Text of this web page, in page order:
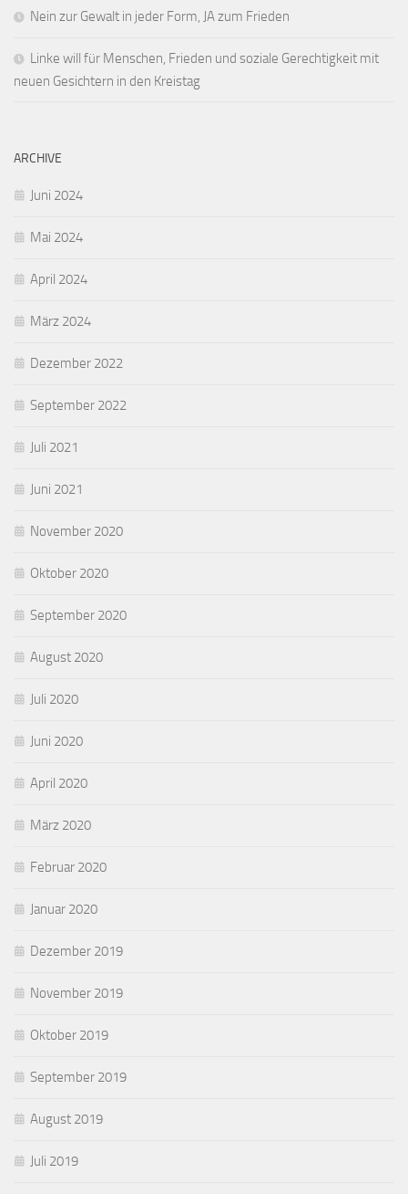
Nein zur Gewalt in jeder Form, JA zum Frieden
Linke will für Menschen, Frieden und soziale Gerechtigkeit mit
neuen Gesichtern in den Kreistag
ARCHIVE
Juni 2024
Mai 2024
April 2024
März 2024
Dezember 2022
September 2022
Juli 2021
Juni 2021
November 2020
Oktober 2020
September 2020
August 2020
Juli 2020
Juni 2020
April 2020
März 2020
Februar 2020
Januar 2020
Dezember 2019
November 2019
Oktober 2019
September 2019
August 2019
Juli 2019